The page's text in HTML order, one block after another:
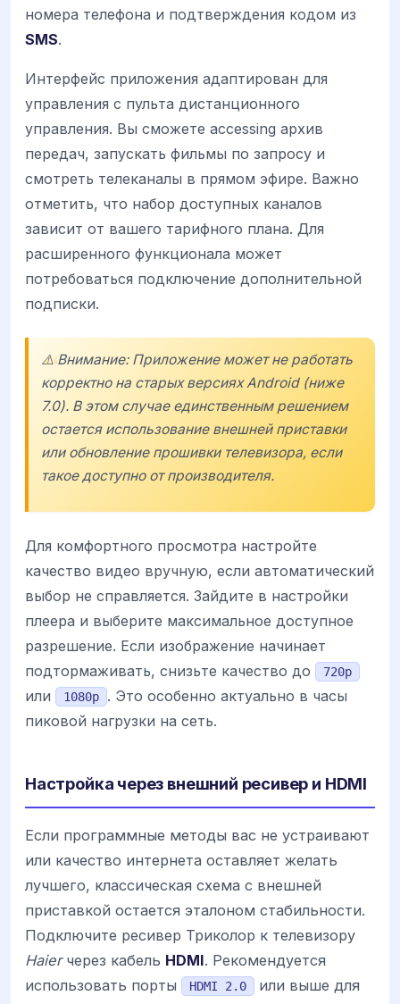
номера телефона и подтверждения кодом из
SMS.
Интерфейс приложения адаптирован для
управления с пульта дистанционного
управления. Вы сможете accessing архив
передач, запускать фильмы по запросу и
смотреть телеканалы в прямом эфире. Важно
отметить, что набор доступных каналов
зависит от вашего тарифного плана. Для
расширенного функционала может
потребоваться подключение дополнительной
подписки.
⚠️ Внимание: Приложение может не работать
корректно на старых версиях Android (ниже
7.0). В этом случае единственным решением
остается использование внешней приставки
или обновление прошивки телевизора, если
такое доступно от производителя.
Для комфортного просмотра настройте
качество видео вручную, если автоматический
выбор не справляется. Зайдите в настройки
плеера и выберите максимальное доступное
разрешение. Если изображение начинает
подтормаживать, снизьте качество до
720p
или 1080p
. Это особенно актуально в часы
пиковой нагрузки на сеть.
Настройка через внешний ресивер и HDMI
Если программные методы вас не устраивают
или качество интернета оставляет желать
лучшего, классическая схема с внешней
приставкой остается эталоном стабильности.
Подключите ресивер Триколор к телевизору
Haierчерез кабель HDMI. Рекомендуется
использовать порты
HDMI 2.0
или выше для